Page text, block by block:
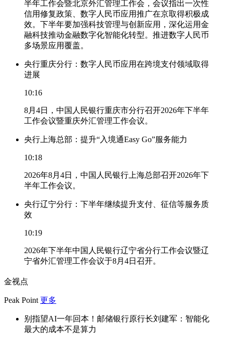
半年工作会暨北京外汇管理工作会，会议指出一次性
信用修复政策、数字人民币应用推广在京取得积极成
效。下半年要加强科技管理与创新应用，深化运用金
融科技推动金融数字化智能化转型。推进数字人民币
多场景应用覆盖。
央行重庆分行：数字人民币应用在跨境支付领域取得
进展
10:16
8月4日，中国人民银行重庆市分行召开2026年下半年
工作会议暨重庆外汇管理工作会议。
央行上海总部：提升“入境通Easy Go”服务能力
10:18
2026年8月4日，中国人民银行上海总部召开2026年下
半年工作会议。
央行辽宁分行：下半年继续提升支付、征信等服务质
效
10:19
2026年下半年中国人民银行辽宁省分行工作会议暨辽
宁省外汇管理工作会议于8月4日召开。
金视点
Peak Point 更多
别指望AI一年回本！邮储银行原行长刘建军：智能化
最大的成本不是算力